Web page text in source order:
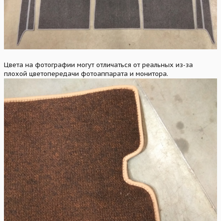
Цвета на фотографии могут отличаться от реальных из-за
плохой цветопередачи фотоаппарата и монитора.